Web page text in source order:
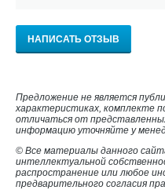
НАПИСАТЬ ОТЗЫВ
Предложение не является
характеристиках, комплекте
отличаться от
информацию уточняйте у
© Все материалы данного
интеллектуальной
распространение или любое
предварительного согласия